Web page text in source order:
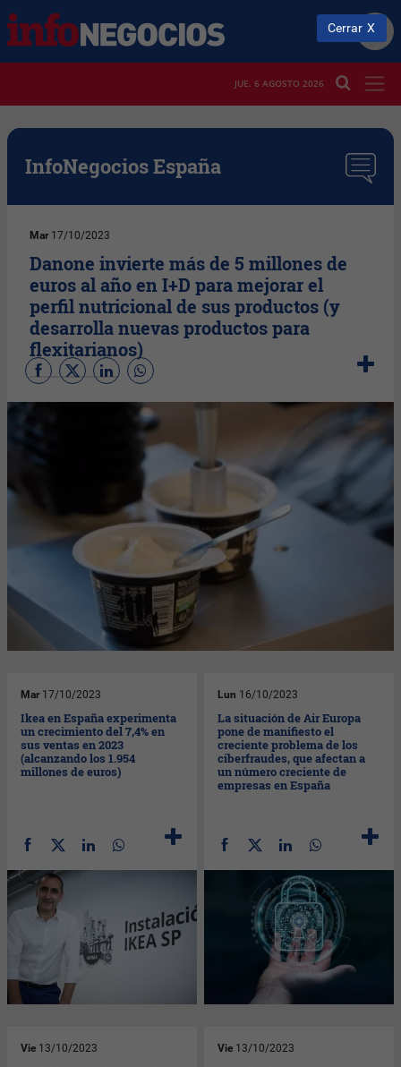
JUE. 6 AGOSTO 2026
InfoNegocios España
Mar 17/10/2023
Danone invierte más de 5 millones de
euros al año en I+D para mejorar el
perfil nutricional de sus productos (y
desarrolla nuevas productos para
flexitarianos)
Mar 17/10/2023
Ikea en España experimenta
un crecimiento del 7,4% en
sus ventas en 2023
(alcanzando los 1.954
millones de euros)
Lun 16/10/2023
La situación de Air Europa
pone de manifiesto el
creciente problema de los
ciberfraudes, que afectan a
un número creciente de
empresas en España
Vie 13/10/2023 Vie 13/10/2023
Cerrar